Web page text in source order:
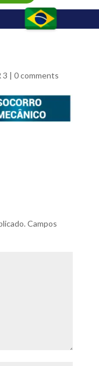
3 0 comments
Campos